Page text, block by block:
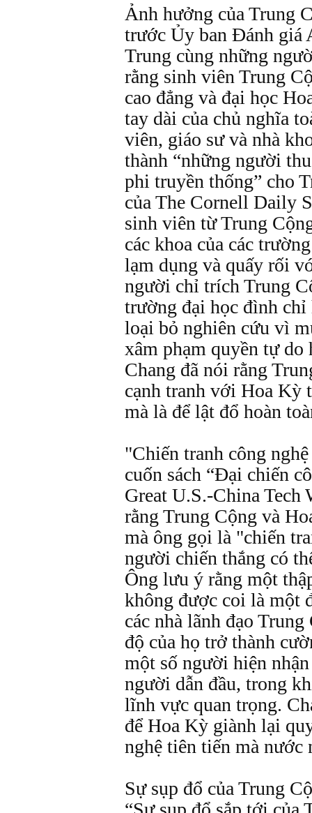
Ảnh hưởng của Trung
trước Ủy ban Đánh giá
Trung cùng những
rằng sinh viên Trung
cao đẳng và đại học
tay dài của chủ nghĩa
viên, giáo sư và nhà
thành “những người
phi truyền thống” cho
của The Cornell Daily
sinh viên từ Trung
các khoa của các
lạm dụng và quấy rối
người chỉ trích Trung
trường đại học đình chỉ
loại bỏ nghiên cứu vì
xâm phạm quyền tự
Chang đã nói rằng
cạnh tranh với Hoa Kỳ
mà là để lật đổ hoàn
"Chiến tranh công
cuốn sách “Đại chiến
Great U.S.-China Tech
rằng Trung Cộng và
mà ông gọi là "chiến
người chiến thắng có
Ông lưu ý rằng một
không được coi là một
các nhà lãnh đạo
độ của họ trở thành
một số người hiện
người dẫn đầu, trong
lĩnh vực quan trọng.
để Hoa Kỳ giành lại
nghệ tiên tiến mà nước
Sự sụp đổ của Trung